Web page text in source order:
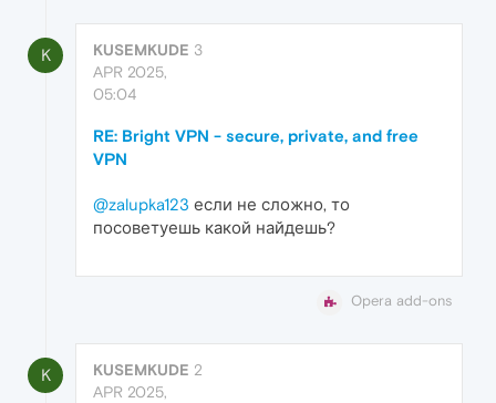
K KUSEMKUDE 3
APR 2025,
05:04
RE: Bright VPN - secure, private, and free
VPN
@zalupka123 если не сложно, то
посоветуешь какой найдешь?
Opera add-ons
K KUSEMKUDE 2
APR 2025,